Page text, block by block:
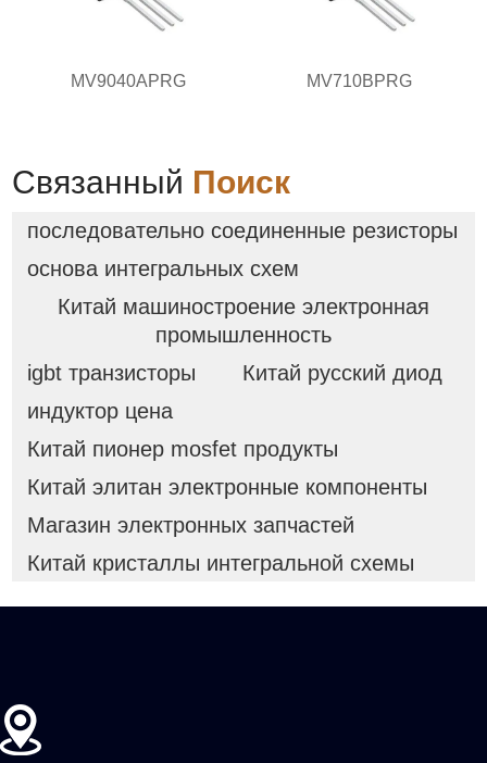
MV9040APRG MV710BPRG
Связанный Поиск
последовательно соединенные резисторы
основа интегральных схем
Китай машиностроение электронная
промышленность
igbt транзисторы
Китай русский диод
индуктор цена
Китай пионер mosfet продукты
Китай элитан электронные компоненты
Магазин электронных запчастей
Китай кристаллы интегральной схемы